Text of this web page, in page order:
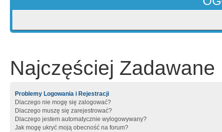
Najczęściej Zadawane
Problemy Logowania i Rejestracji
Dlaczego nie mogę się zalogować?
Dlaczego muszę się zarejestrować?
Dlaczego jestem automatycznie wylogowywany?
Jak mogę ukryć moją obecność na forum?